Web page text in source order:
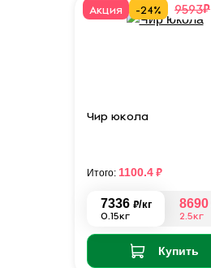
Акция -24% 9593₽
Чир юкола
7336 ₽/кг
0.15кг
8690
2.5кг
Купить
Итого: 1100.4₽